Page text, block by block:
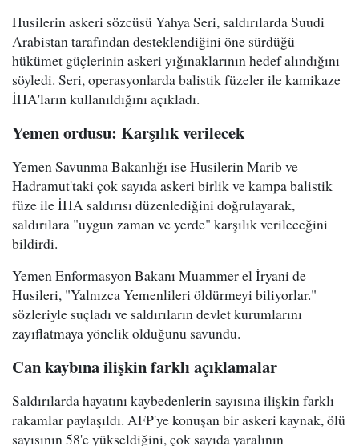
Husilerin askeri sözcüsü Yahya Seri, saldırılarda Suudi
Arabistan tarafından desteklendiğini öne sürdüğü
hükümet güçlerinin askeri yığınaklarının hedef alındığını
söyledi. Seri, operasyonlarda balistik füzeler ile kamikaze
İHA'ların kullanıldığını açıkladı.
Yemen ordusu: Karşılık verilecek
Yemen Savunma Bakanlığı ise Husilerin Marib ve
Hadramut'taki çok sayıda askeri birlik ve kampa balistik
füze ile İHA saldırısı düzenlediğini doğrulayarak,
saldırılara "uygun zaman ve yerde" karşılık verileceğini
bildirdi.
Yemen Enformasyon Bakanı Muammer el İryani de
Husileri, "Yalnızca Yemenlileri öldürmeyi biliyorlar."
sözleriyle suçladı ve saldırıların devlet kurumlarını
zayıflatmaya yönelik olduğunu savundu.
Can kaybına ilişkin farklı açıklamalar
Saldırılarda hayatını kaybedenlerin sayısına ilişkin farklı
rakamlar paylaşıldı. AFP'ye konuşan bir askeri kaynak, ölü
sayısının 58'e yükseldiğini, çok sayıda yaralının